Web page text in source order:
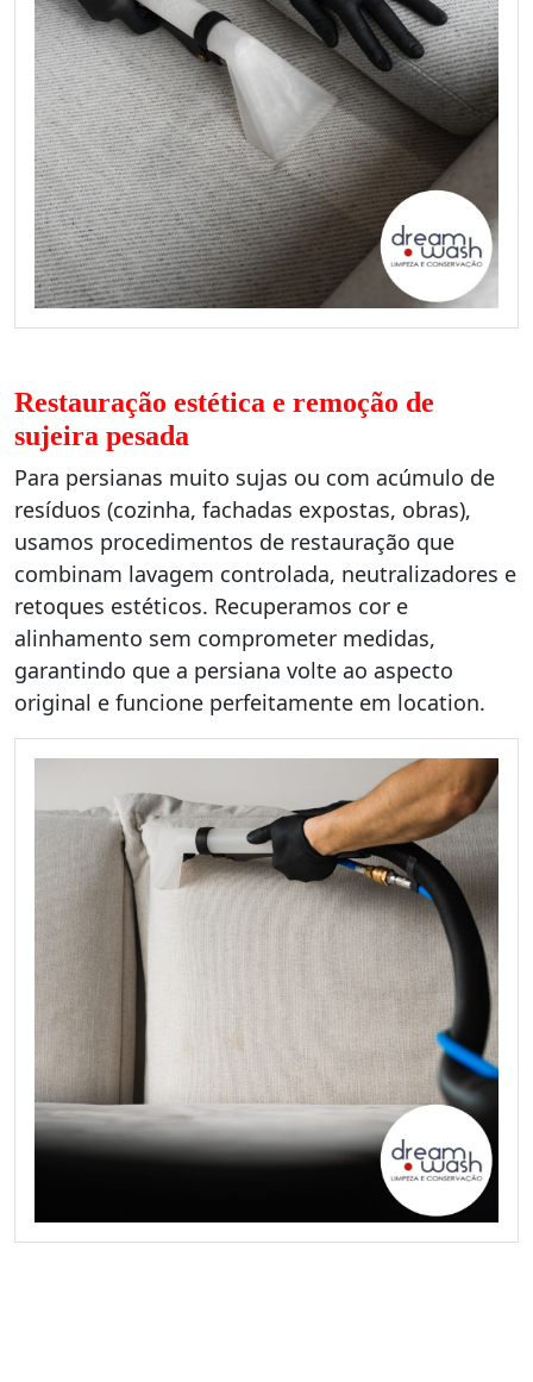
Restauração estética e remoção de
sujeira pesada
Para persianas muito sujas ou com acúmulo de
resíduos (cozinha, fachadas expostas, obras),
usamos procedimentos de restauração que
combinam lavagem controlada, neutralizadores e
retoques estéticos. Recuperamos cor e
alinhamento sem comprometer medidas,
garantindo que a persiana volte ao aspecto
original e funcione perfeitamente em location.